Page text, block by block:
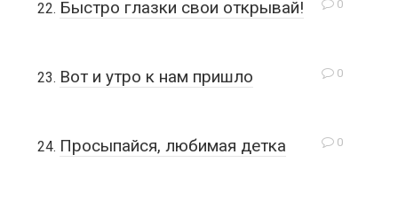
0
Быстро глазки свои открывай!
0
Вот и утро к нам пришло
0
Просыпайся, любимая детка